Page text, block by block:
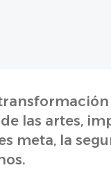
las artes,
meta, la